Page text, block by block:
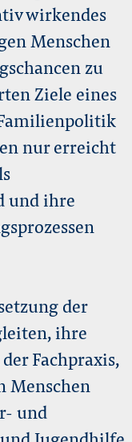
wirkendes
Menschen
zu
Ziele eines
nur erreicht
und ihre
der
ihre
Fachpraxis,
Menschen
und